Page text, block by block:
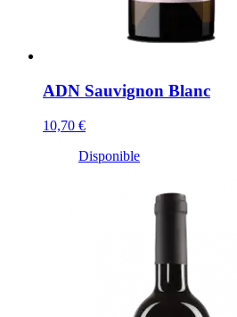
ADN Sauvignon Blanc
10,70 €
Disponible